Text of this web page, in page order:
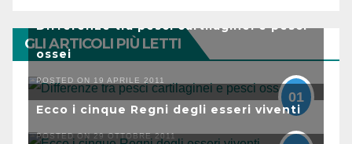
GLI ARTICOLI PIÙ LETTI
Differenze tra pesci cartilaginei e pesci
ossei
POSTED ON 19 APRILE 2011
01
Ecco i cinque Regni degli esseri viventi
POSTED ON 29 OTTOBRE 2011